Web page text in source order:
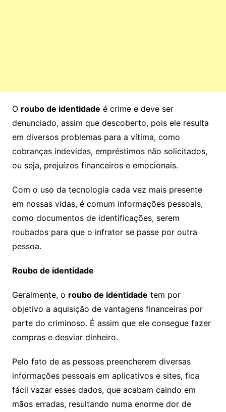
O roubo de identidade é crime e deve ser
denunciado, assim que descoberto, pois ele resulta
em diversos problemas para a vítima, como
cobranças indevidas, empréstimos não solicitados,
ou seja, prejuízos financeiros e emocionais.
Com o uso da tecnologia cada vez mais presente
em nossas vidas, é comum informações pessoais,
como documentos de identificações, serem
roubados para que o infrator se passe por outra
pessoa.
Roubo de identidade
Geralmente, o roubo de identidade tem por
objetivo a aquisição de vantagens financeiras por
parte do criminoso. É assim que ele consegue fazer
compras e desviar dinheiro.
Pelo fato de as pessoas preencherem diversas
informações pessoais em aplicativos e sites, fica
fácil vazar esses dados, que acabam caindo em
mãos erradas, resultando numa enorme dor de